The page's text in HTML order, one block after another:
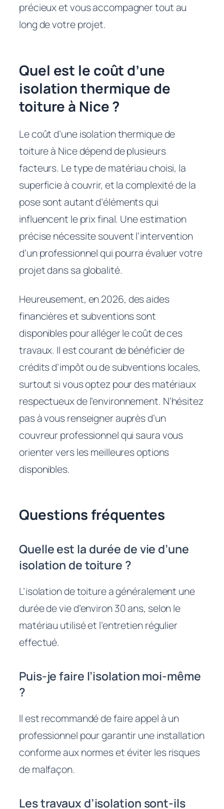
précieux et vous accompagner tout au
long de votre projet.
Quel est le coût d’une
isolation thermique de
toiture à Nice ?
Le coût d’une isolation thermique de
toiture à Nice dépend de plusieurs
facteurs. Le type de matériau choisi, la
superficie à couvrir, et la complexité de la
pose sont autant d’éléments qui
influencent le prix final. Une estimation
précise nécessite souvent l’intervention
d’un professionnel qui pourra évaluer votre
projet dans sa globalité.
Heureusement, en 2026, des aides
financières et subventions sont
disponibles pour alléger le coût de ces
travaux. Il est courant de bénéficier de
crédits d’impôt ou de subventions locales,
surtout si vous optez pour des matériaux
respectueux de l’environnement. N’hésitez
pas à vous renseigner auprès d’un
couvreur professionnel qui saura vous
orienter vers les meilleures options
disponibles.
Questions fréquentes
Quelle est la durée de vie d’une
isolation de toiture ?
L’isolation de toiture a généralement une
durée de vie d’environ 30 ans, selon le
matériau utilisé et l’entretien régulier
effectué.
Puis-je faire l’isolation moi-même
?
Il est recommandé de faire appel à un
professionnel pour garantir une installation
conforme aux normes et éviter les risques
de malfaçon.
Les travaux d’isolation sont-ils